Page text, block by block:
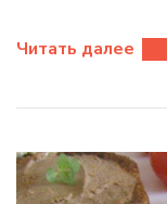
Читать далее